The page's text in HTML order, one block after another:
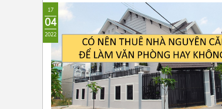
cho các bạn top những tòa nhà cho thuê giá
vượt 3/2 quận 10.
17
04
2022